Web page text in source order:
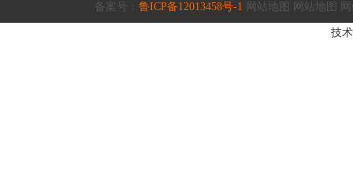
备案号： 鲁ICP备12013458号-1 网站地图 网站地图
技